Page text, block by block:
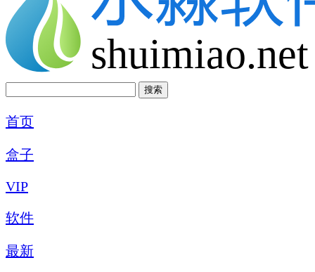
shuimiao.net
首页
盒子
VIP
软件
最新